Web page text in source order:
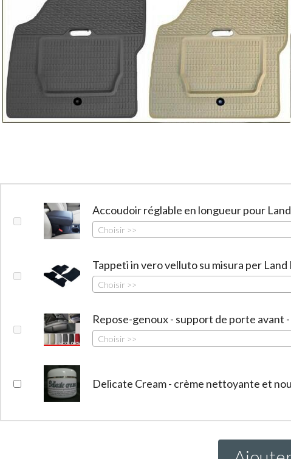
Accoudoir réglable en longueur pour
Choisir >>
Tappeti in vero velluto su misura per
Choisir >>
Repose-genoux - support de porte avant
Choisir >>
Delicate Cream - crème nettoyante et